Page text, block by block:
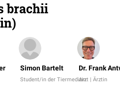
brachii
Simon Bartelt
Student/in der Tiermedizin
Dr. Frank
Arzt | Ärztin